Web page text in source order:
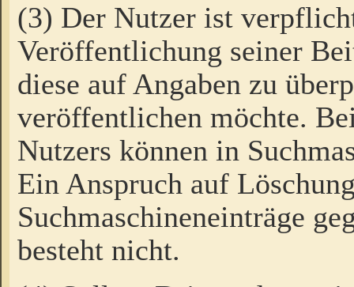
(3) Der Nutzer ist
Veröffentlichung seiner
diese auf Angaben zu
veröffentlichen möchte.
Nutzers können in
Ein Anspruch auf
Suchmaschineneinträge
besteht nicht.